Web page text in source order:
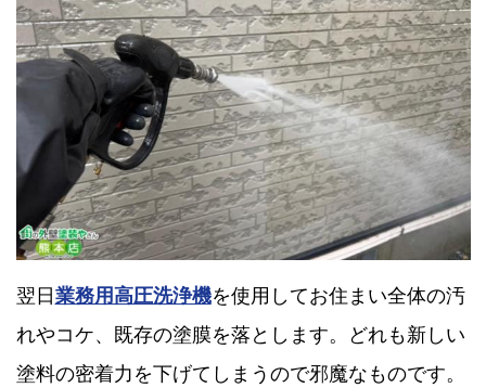
翌日 業務用高圧洗浄機を使用してお住まい全体の汚
れやコケ、既存の塗膜を落とします。どれも新しい
塗料の密着力を下げてしまうので邪魔なものです。